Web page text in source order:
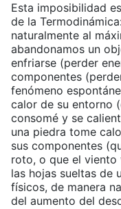
Esta imposibilidad
de la
naturalmente al
abandonamos un
enfriarse (perder
componentes
fenómeno
calor de su entorno
consomé y se
una piedra tome
sus componentes
roto, o que el
las hojas sueltas de
físicos, de manera
del aumento del